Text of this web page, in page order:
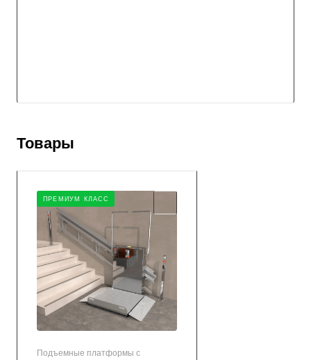
Товары
ПРЕМИУМ КЛАСС
Подъемные платформы с